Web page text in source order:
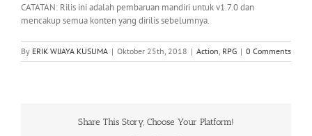
CATATAN: Rilis ini adalah pembaruan mandiri untuk v1.7.0 dan
mencakup semua konten yang dirilis sebelumnya.
By ERIK WIJAYA KUSUMA | Oktober 25th, 2018 | Action RPG | 0 Comments
Share This Story, Choose Your Platform!